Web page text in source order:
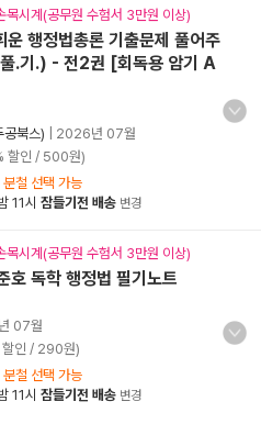
목시계(공무원 수험서 3만원 이상)
행정법총론 기출문제 풀어주
.기.) - 전2권 [회독용 암기 A
공북스)
2026년 07월
할인 / 500원)
철 선택 가능
11시 잠들기전 배송 변경
목시계(공무원 수험서 3만원 이상)
독학 행정법 필기노트
07월
인 / 290원)
철 선택 가능
11시 잠들기전 배송 변경